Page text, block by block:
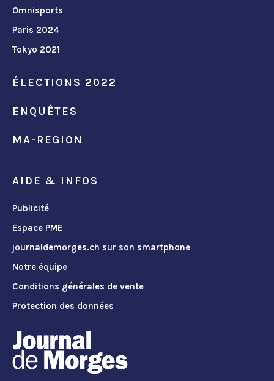
Omnisports
Paris 2024
Tokyo 2021
ÉLECTIONS 2022
ENQUÊTES
MA-REGION
AIDE & INFOS
Publicité
Espace PME
journaldemorges.ch sur son smartphone
Notre équipe
Conditions générales de vente
Protection des données